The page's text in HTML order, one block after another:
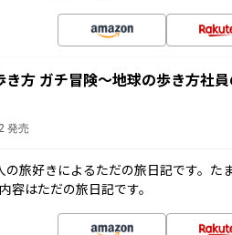
き方 ガチ冒険～地球の歩き方社
発売
の旅好きによるただの旅日記です。
容はただの旅日記です。